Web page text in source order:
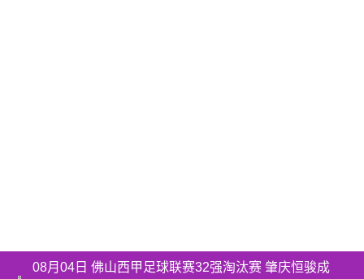
08月04日 佛山西甲足球联赛32强淘汰赛 肇庆恒骏成